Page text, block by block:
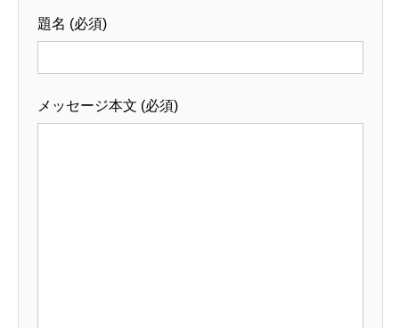
題名 (必須)
メッセージ本文 (必須)